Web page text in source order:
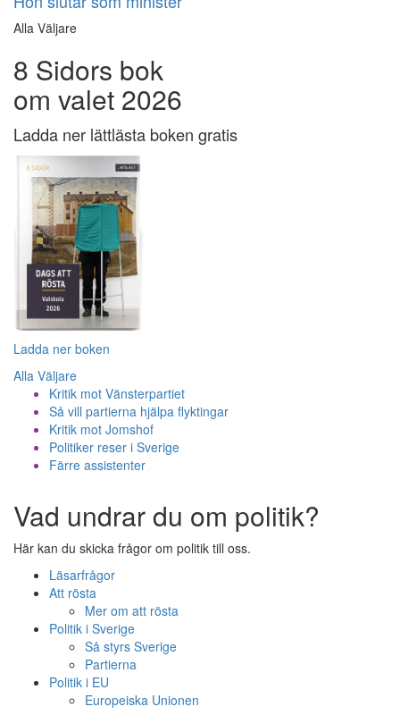
Alla Väljare
8 Sidors bok
om valet 2026
Ladda ner lättlästa boken gratis
Ladda ner boken
Alla Väljare
Kritik mot Vänsterpartiet
Så vill partierna hjälpa flyktingar
Kritik mot Jomshof
Politiker reser i Sverige
Färre assistenter
Vad undrar du om politik?
Här kan du skicka frågor om politik till oss.
Läsarfrågor
Att rösta
Mer om att rösta
Politik i Sverige
Så styrs Sverige
Partierna
Politik i EU
Europeiska Unionen